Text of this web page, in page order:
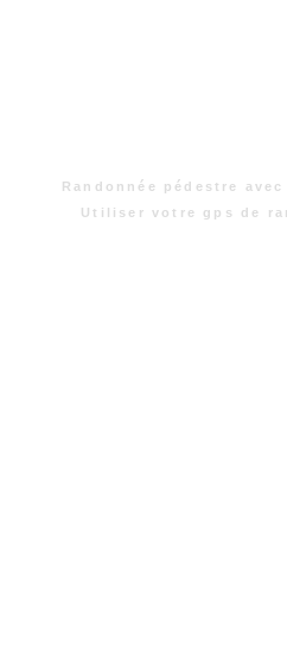
Randonnée pédestre
Utiliser votre gps de